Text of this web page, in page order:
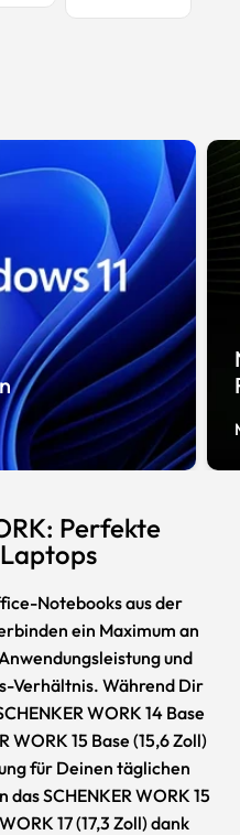
Perfekte
Notebooks aus der
ein Maximum an
und
Verhältnis. Während Dir
WORK 14 Base
WORK 15 Base (15,6 Zoll)
für Deinen täglichen
SCHENKER WORK 15
17 (17,3 Zoll) dank